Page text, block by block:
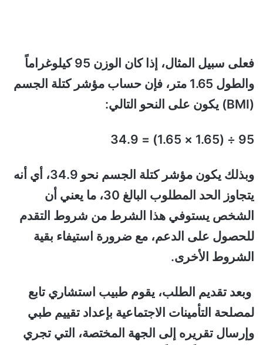
فعلى سبيل المثال، إذا كان الوزن 95 كيلوغراماً
والطول 1.65 متر، فإن حساب مؤشر كتلة الجسم
(BMI) يكون على النحو التالي:
95 ÷ (1.65 × 1.65) = 34.9
وبذلك يكون مؤشر كتلة الجسم نحو 34.9، أي أنه
يتجاوز الحد المطلوب البالغ 30، ما يعني أن
الشخص يستوفي هذا الشرط من شروط التقدم
للحصول على الدعم، مع ضرورة استيفاء بقية
الشروط الأخرى.
وبعد تقديم الطلب، يقوم طبيب استشاري تابع
لمصلحة التأمينات الاجتماعية بإعداد تقييم طبي
وإرسال تقريره إلى الجهة المختصة، التي تجري